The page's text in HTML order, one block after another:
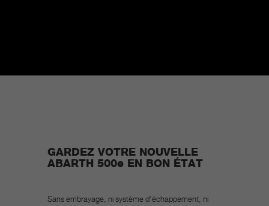
GARDEZ VOTRE NOUVELLE
ABARTH 500e EN BON ÉTAT
Sans embrayage, ni système d'échappement, ni